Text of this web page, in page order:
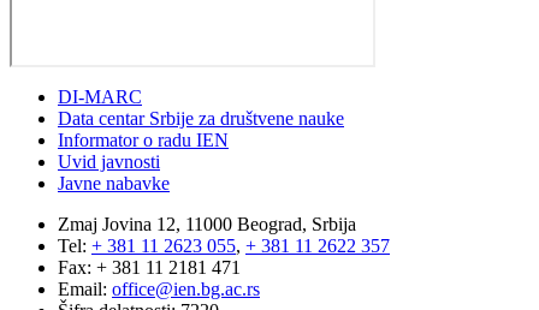
DI-MARC
Data centar Srbije za društvene nauke
Informator o radu IEN
Uvid javnosti
Javne nabavke
Zmaj Jovina 12, 11000 Beograd, Srbija
Tel: + 381 11 2623 055, + 381 11 2622 357
Fax: + 381 11 2181 471
Email: office@ien.bg.ac.rs